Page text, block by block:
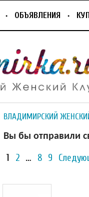
ОБЪЯВЛЕНИЯ
ВЛАДИМИРСКИЙ
Вы бы отправили
1 2 … 8 9